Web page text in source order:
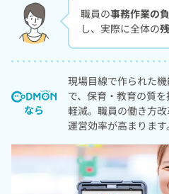
職員の事務作業の
し、実際に全体の
なら
現場目線で作られた
で、保育・教育の質
軽減。職員の働き方
運営効率が高まります